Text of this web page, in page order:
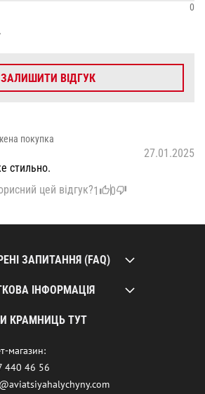
0
ЗАЛИШИТИ ВІДГУК
покупка
27.01.2025
стильно.
цей відгук?1 0
ЗАПИТАННЯ (FAQ)
ІНФОРМАЦІЯ
КРАМНИЦЬ ТУТ
магазин:
440 46 56